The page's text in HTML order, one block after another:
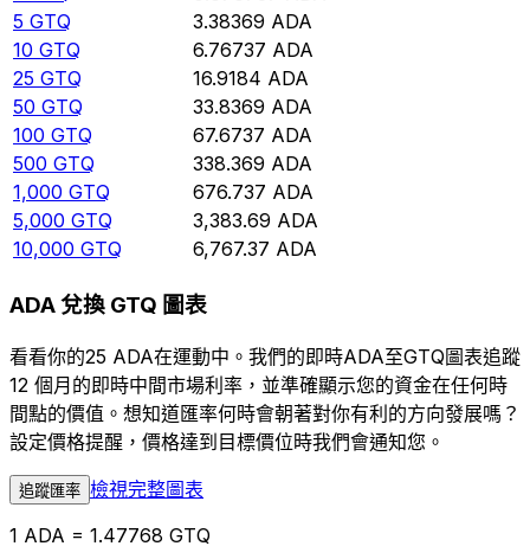
5 GTQ 3.38369 ADA
10 GTQ 6.76737 ADA
25 GTQ 16.9184 ADA
50 GTQ 33.8369 ADA
100 GTQ 67.6737 ADA
500 GTQ 338.369 ADA
1,000 GTQ 676.737 ADA
5,000 GTQ 3,383.69 ADA
10,000 GTQ 6,767.37 ADA
ADA 兌換 GTQ 圖表
看看你的25 ADA在運動中。我們的即時ADA至GTQ圖表追蹤
12 個月的即時中間市場利率，並準確顯示您的資金在任何時
間點的價值。想知道匯率何時會朝著對你有利的方向發展嗎？
設定價格提醒，價格達到目標價位時我們會通知您。
追蹤匯率 檢視完整圖表
1 ADA = 1.47768 GTQ